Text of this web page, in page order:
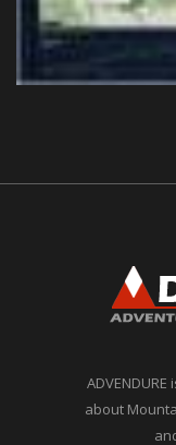
about